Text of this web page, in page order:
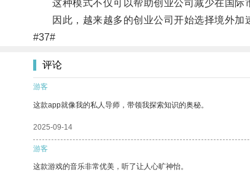
这种模式不仅可以帮助创业公司减少在国际
因此，越来越多的创业公司开始选择境外加
#37#
评论
游客
这款app就像我的私人导师，带领我探索知识的奥秘。
2025-09-14
游客
这款游戏的音乐非常优美，听了让人心旷神怡。